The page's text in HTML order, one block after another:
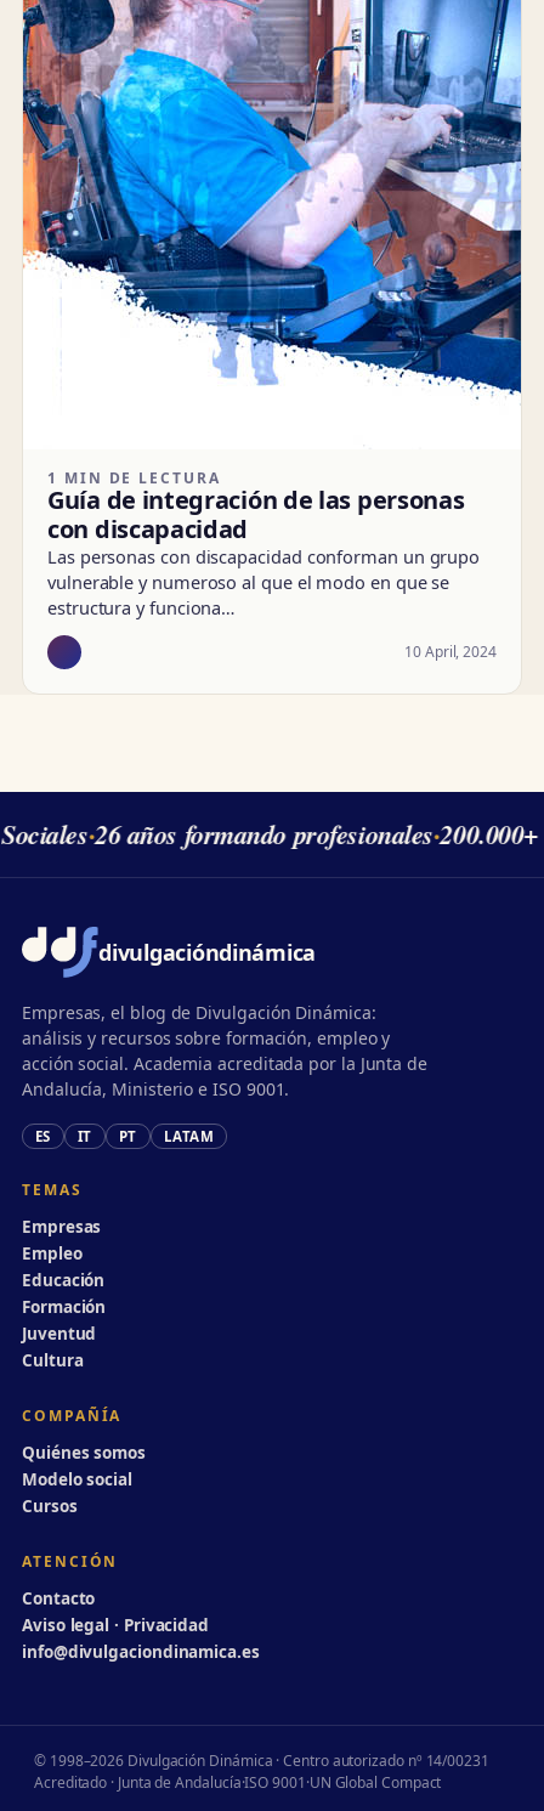
1 MIN DE LECTURA
Guía de integración de las personas
con discapacidad
Las personas con discapacidad conforman un grupo
vulnerable y numeroso al que el modo en que se
estructura y funciona…
10 April, 2024
·26 años formando profesionales·200.000+
divulgacióndinámica
Empresas, el blog de Divulgación Dinámica:
análisis y recursos sobre formación, empleo y
acción social. Academia acreditada por la Junta de
Andalucía, Ministerio e ISO 9001.
ES IT PT LATAM
TEMAS
Empresas
Empleo
Educación
Formación
Juventud
Cultura
COMPAÑÍA
Quiénes somos
Modelo social
Cursos
ATENCIÓN
Contacto
Aviso legal · Privacidad
info@divulgaciondinamica.es
© 1998–2026 Divulgación Dinámica · Centro autorizado nº 14/00231
Acreditado · Junta de Andalucía·ISO 9001·UN Global Compact